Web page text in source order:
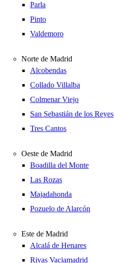
Parla
Pinto
Valdemoro
Norte de Madrid
Alcobendas
Collado Villalba
Colmenar Viejo
San Sebastián de los Reyes
Tres Cantos
Oeste de Madrid
Boadilla del Monte
Las Rozas
Majadahonda
Pozuelo de Alarcón
Este de Madrid
Alcalá de Henares
Rivas Vaciamadrid